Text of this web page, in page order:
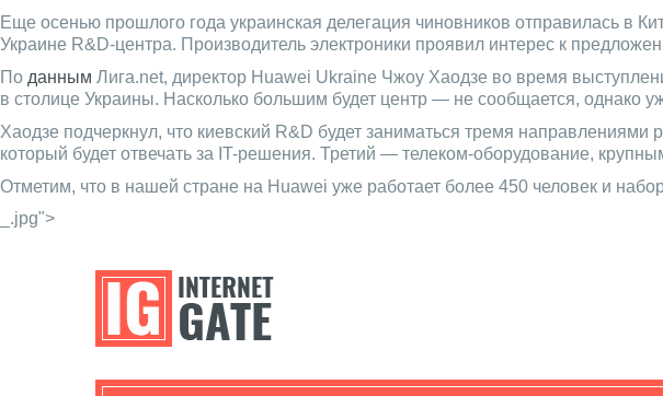
Еще осенью прошлого года украинская делегация чиновников отправилась в
Украине R&D-центра. Производитель электроники проявил интерес к
По данным Лига.net, директор Huawei Ukraine Чжоу Хаодзе во время
в столице Украины. Насколько большим будет центр — не сообщается, однако
Хаодзе подчеркнул, что киевский R&D будет заниматься тремя
который будет отвечать за IT-решения. Третий — телеком-оборудование,
Отметим, что в нашей стране на Huawei уже работает более 450 человек и
_.jpg">